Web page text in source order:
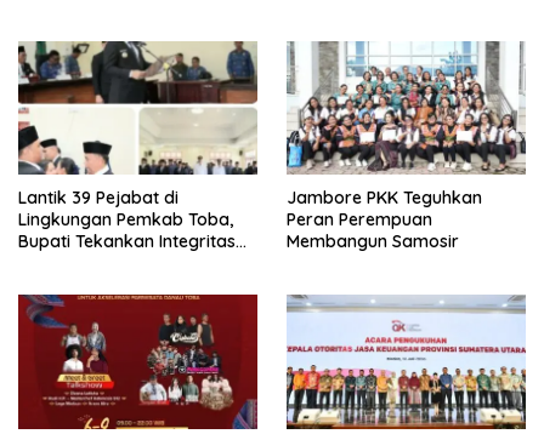
Lantik 39 Pejabat di
Lingkungan Pemkab Toba,
Bupati Tekankan Integritas
Jambore PKK Teguhkan
Peran Perempuan
Membangun Samosir